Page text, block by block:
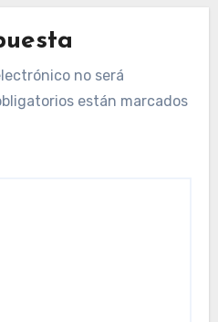
no será
están marcados